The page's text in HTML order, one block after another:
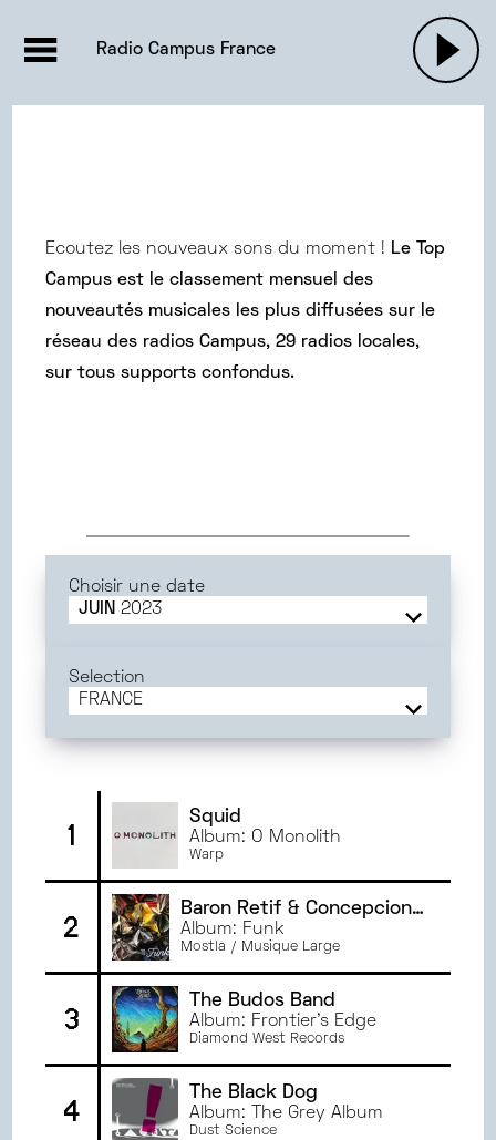
ACTUALITÉS
EMISSIONS |
PODCASTS
Radio Campus France
Ecoutez les nouveaux sons du moment ! Le Top
Campus est le classement mensuel des
nouveautés musicales les plus diffusées sur le
réseau des radios Campus, 29 radios locales,
sur tous supports confondus.
Choisir une date
JUIN 2023
MAI
2025
AVRIL2025
2024
NOVEMBRE2024
OCTOBRE2024
SEPTEMBRE
2024
JUIN2024
2024
AVRIL2024
MARS2024
FÉVRIER2024
JANVIER2024
DÉCEMBRE
2023
NOVEMBRE2023
Selection
FRANCE
RENNES
1
Squid
Album: O Monolith
Warp
2
Baron Retif & Concepcion
Perez
Album: Funk
Mostla / Musique Large
3
The Budos Band
Album: Frontier's Edge
Diamond West Records
4
The Black Dog
Album: The Grey Album
Dust Science